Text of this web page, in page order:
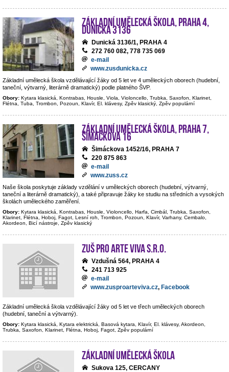
Základní umělecká škola, Praha 4,
Dunická 3136
Dunická 3136/1, PRAHA 4
272 760 082, 778 735 069
e-mail
www.zusdunicka.cz
Základní umělecká škola vzdělávající žáky od 5 let ve 4 uměleckých oborech (hudební,
taneční, výtvarný, literárně dramatický) podle platného ŠVP.
Obory: Kytara klasická, Kontrabas, Housle, Viola, Violoncello, Trubka, Saxofon, Klarinet,
Flétna, Tuba, Trombon, Pozoun, Klavír, El. klávesy, Zpěv klasický, Zpěv populární
Základní umělecká škola, Praha 7,
Šimáčkova 16
Šimáckova 1452/16, PRAHA 7
220 875 863
e-mail
www.zuss.cz
Naše škola poskytuje základy vzdělání v uměleckých oborech (hudební, výtvarný,
taneční a literárně dramatický), a také připravuje žáky ke studiu na středních a vysokých
školách uměleckého zaměření.
Obory: Kytara klasická, Kontrabas, Housle, Violoncello, Harfa, Cimbál, Trubka, Saxofon,
Klarinet, Flétna, Hoboj, Fagot, Lesní roh, Trombon, Pozoun, Klavír, Varhany, Cembalo,
Akordeon, Bicí nástroje, Zpěv klasický
ZUŠ PRO ARTE VIVA s.r.o.
Vzdušná 564, PRAHA 4
241 713 925
e-mail
www.zusproarteviva.cz, Facebook
Základní umělecká škola vzdělávající žáky od 5 let ve třech uměleckých oborech
(hudební, taneční a výtvarný).
Obory: Kytara klasická, Kytara elektrická, Basová kytara, Klavír, El. klávesy, Akordeon,
Trubka, Saxofon, Klarinet, Flétna, Hoboj, Fagot, Zpěv populární
Základní umělecká škola
Sukova 125, CERCANY